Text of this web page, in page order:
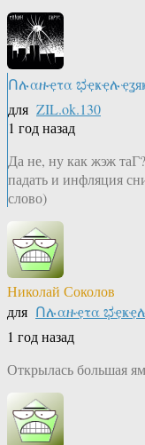
Ոሉαዙҿτα
для ZIL.ok.130
1 год назад
Да не, ну как жэж
падать и инфляция
слово)
Николай Соколов
для Ոሉαዙҿτα
1 год назад
Открылась большая